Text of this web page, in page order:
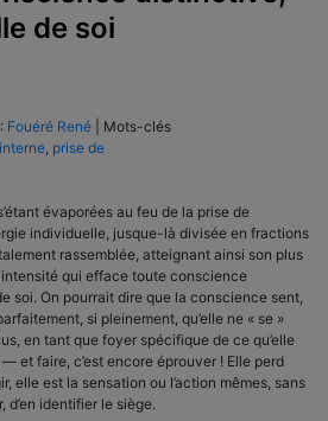
de soi
Fouéré René
Mots-clés
prise de
évaporées au feu de la prise de
individuelle, jusque-là divisée en fractions
rassemblée, atteignant ainsi son plus
intensité qui efface toute conscience
soi. On pourrait dire que la conscience sent,
si pleinement, qu’elle ne « se »
en tant que foyer spécifique de ce qu’elle
et faire, c’est encore éprouver ! Elle perd
elle est la sensation ou l’action mêmes, sans
d’en identifier le siège.